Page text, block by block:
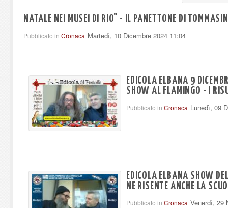
NATALE NEI MUSEI DI RIO" - IL PANETTONE DI
Pubblicato in Cronaca Martedì, 10 Dicembre 2024 11:04
EDICOLA ELBANA 9
SHOW AL FLAMINGO - I
Pubblicato in Cronaca Lunedì, 09
EDICOLA ELBANA SHOW
NE RISENTE ANCHE LA
Pubblicato in Cronaca Venerdì, 29